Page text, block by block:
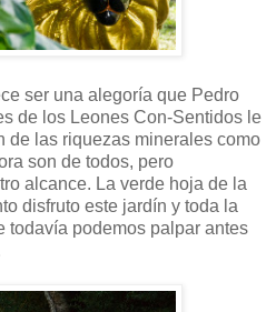
ser una alegoría que Pedro
de los Leones Con-Sentidos le
de las riquezas minerales como
son de todos, pero
alcance. La verde hoja de la
disfruto este jardín y toda la
todavía podemos palpar antes